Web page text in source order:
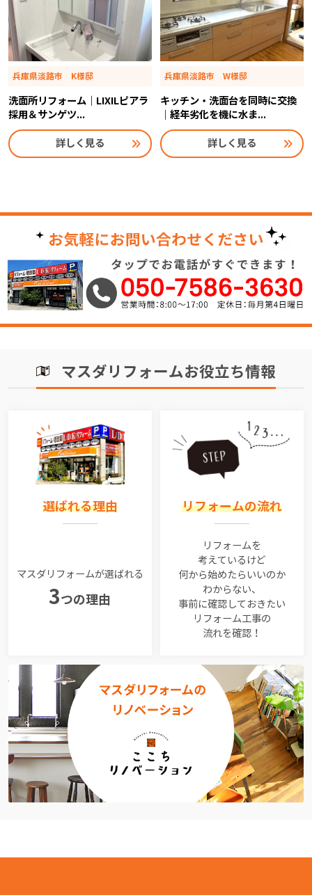
兵庫県淡路市 K様邸
洗面所リフォーム｜LIXILピアラ
採用＆サンゲツ...
詳しく見る
兵庫県淡路市 W様邸
キッチン・洗面台を同時に交換
｜経年劣化を機に水ま...
詳しく見る
マスダリフォームお役立ち情報
選ばれる理由
マスダリフォームが選ばれる
3つの理由
リフォームの流れ
リフォームを
考えているけど
何から始めたらいいのか
わからない、
事前に確認しておきたい
リフォーム工事の
流れを確認！